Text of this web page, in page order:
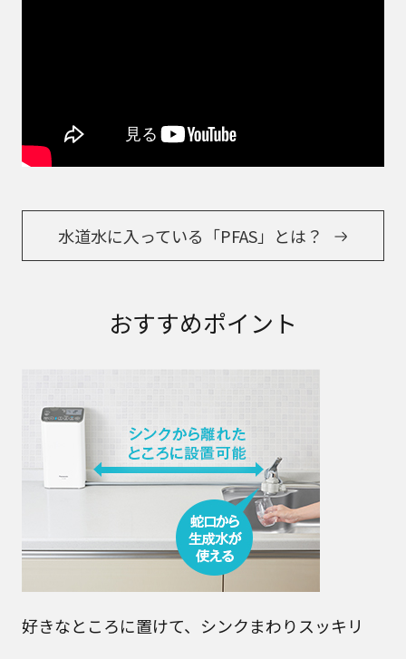
水道水に入っている「PFAS」とは？
おすすめポイント
好きなところに置けて、シンクまわりスッキリ